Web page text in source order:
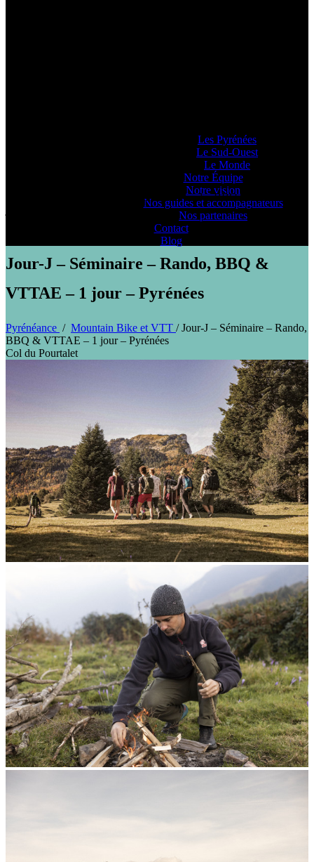
Les Pyrénées
Le Sud-Ouest
Le Monde
Notre Équipe
Notre vision
Nos guides et accompagnateurs
Nos partenaires
Contact
Blog
PYRENEANCE | Jour-J - Séminaire - Rando, BBQ & VTTAE - 1
Jour-J – Séminaire – Rando, BBQ &
VTTAE – 1 jour – Pyrénées
Pyrénéance / Mountain Bike et VTT /Jour-J – Séminaire – Rando,
BBQ & VTTAE – 1 jour – Pyrénées
Col du Pourtalet